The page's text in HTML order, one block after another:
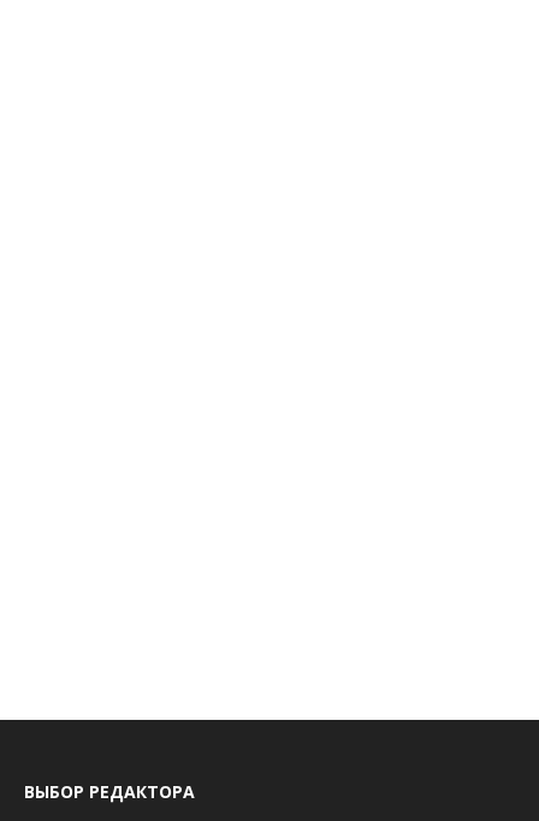
ВЫБОР РЕДАКТОРА